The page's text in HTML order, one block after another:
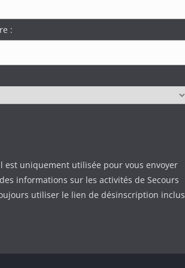
:
est uniquement utilisée pour vous envoyer
informations sur les activités de Secours
utiliser le lien de désinscription inclus